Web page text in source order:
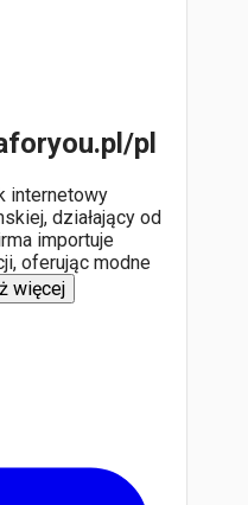
pl
internetowy
działający od
importuje
oferując modne
więcej